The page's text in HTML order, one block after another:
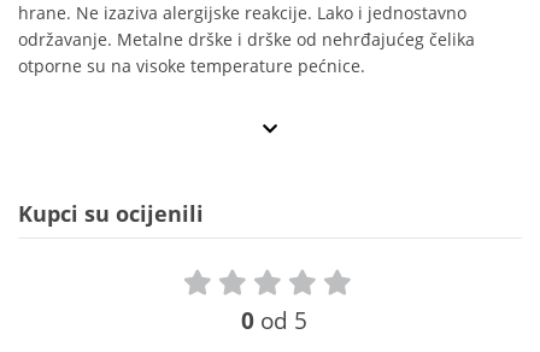
hrane. Ne izaziva alergijske reakcije. Lako i jednostavno
održavanje. Metalne drške i drške od nehrđajućeg čelika
otporne su na visoke temperature pećnice.
Kupci su ocijenili
0 od 5